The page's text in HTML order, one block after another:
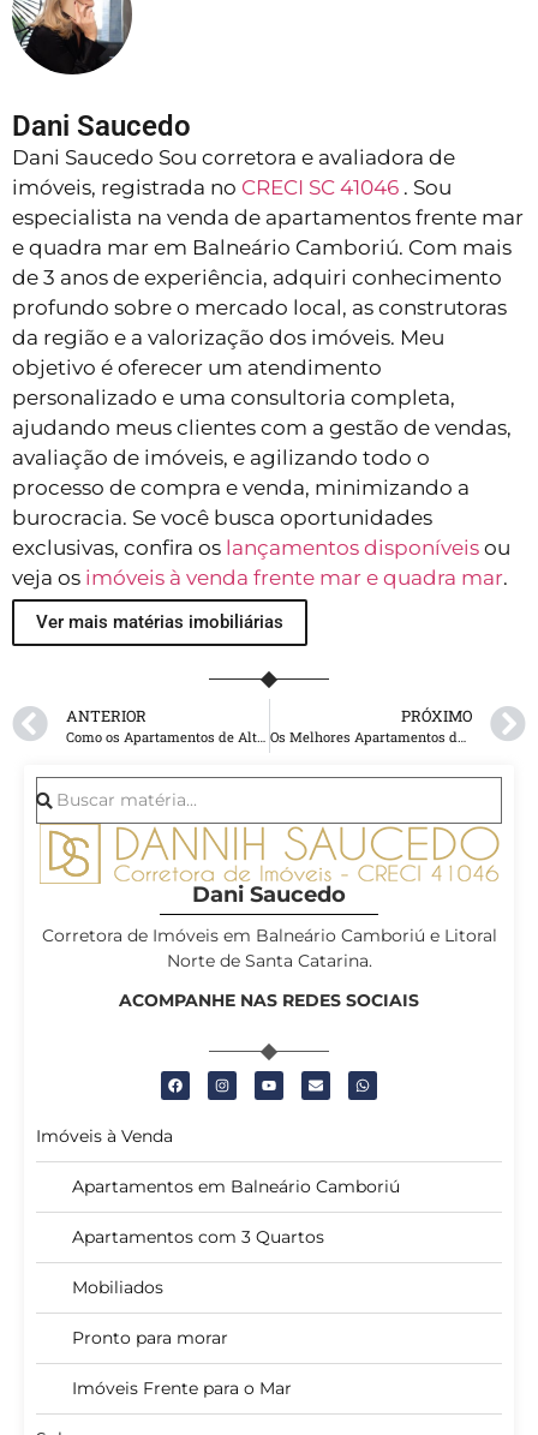
Dani Saucedo
Dani Saucedo Sou corretora e avaliadora de
imóveis, registrada no CRECI SC 41046 . Sou
especialista na venda de apartamentos frente mar
e quadra mar em Balneário Camboriú. Com mais
de 3 anos de experiência, adquiri conhecimento
profundo sobre o mercado local, as construtoras
da região e a valorização dos imóveis. Meu
objetivo é oferecer um atendimento
personalizado e uma consultoria completa,
ajudando meus clientes com a gestão de vendas,
avaliação de imóveis, e agilizando todo o
processo de compra e venda, minimizando a
burocracia. Se você busca oportunidades
exclusivas, confira os lançamentos disponíveis ou
veja os imóveis à venda frente mar e quadra mar.
Ver mais matérias imobiliárias
ANTERIOR
Como os Apartamentos de Alto Padrão em Balneário Camboriú se Destacam no Cenário Nacional?
PRÓXIMO
Os Melhores Apartamentos de Luxo Frente Mar em Balneário Camboriú: Um Guia Completo
Dani Saucedo
Corretora de Imóveis em Balneário Camboriú e Litoral
Norte de Santa Catarina.
ACOMPANHE NAS REDES SOCIAIS
Imóveis à Venda
Apartamentos em Balneário Camboriú
Apartamentos com 3 Quartos
Mobiliados
Pronto para morar
Imóveis Frente para o Mar